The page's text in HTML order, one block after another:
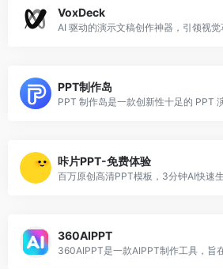
VoxDeck
PPT制作岛
咔片PPT-免费体验
百万原创高清PPT模板，3分钟AI快速生
360AIPPT